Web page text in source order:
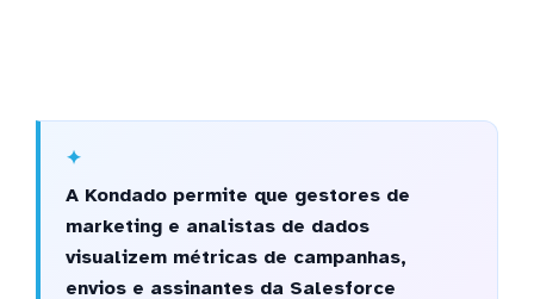
A Kondado permite que gestores de
marketing e analistas de dados
visualizem métricas de campanhas,
envios e assinantes da Salesforce